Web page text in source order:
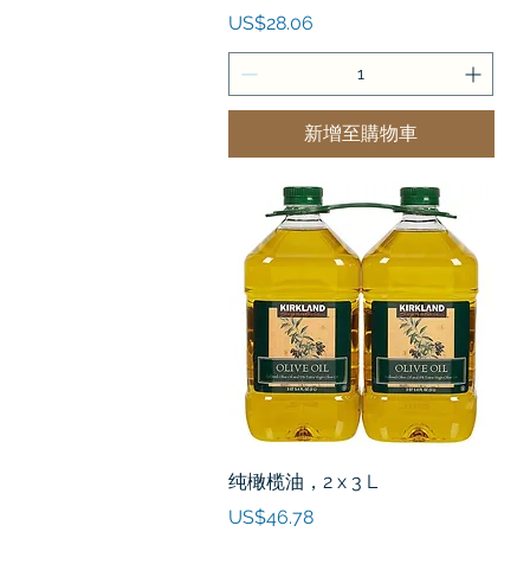
價格
US$28.06
新增至購物車
快速瀏覽
纯橄榄油，2 x 3 L
價格
US$46.78